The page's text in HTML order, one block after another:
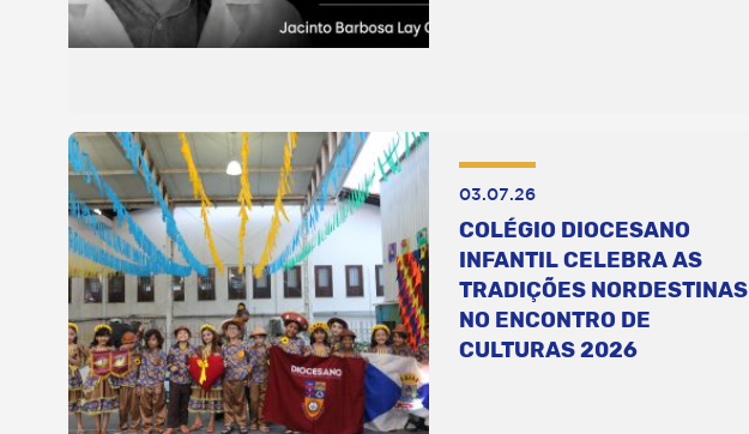
03.07.26
COLÉGIO DIOCESANO
INFANTIL CELEBRA AS
TRADIÇÕES NORDESTINAS
NO ENCONTRO DE
CULTURAS 2026